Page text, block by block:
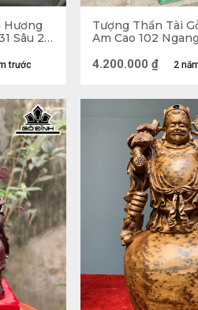
Hương
Sâu 29
trước
Tượng Thần Tài
Am Cao 102
2
4.200.000 ₫